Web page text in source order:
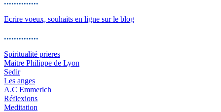
Ecrire voeux, souhaits en ligne sur le blog
..............
Spiritualité prieres
Maitre Philippe de Lyon
Sedir
Les anges
A.C Emmerich
Réflexions
Meditation